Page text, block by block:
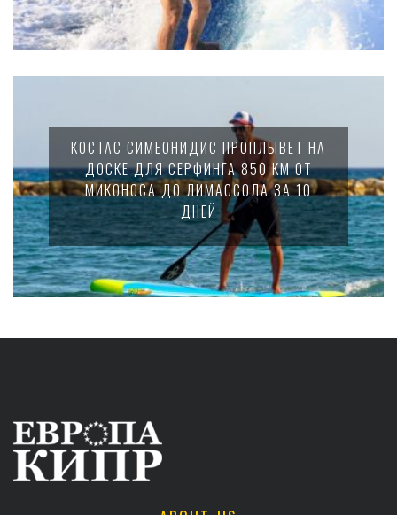
КОСТАС СИМЕОНИДИС ПРОПЛЫВЕТ НА
ДОСКЕ ДЛЯ СЕРФИНГА 850 КМ ОТ
МИКОНОСА ДО ЛИМАССОЛА ЗА 10
ДНЕЙ